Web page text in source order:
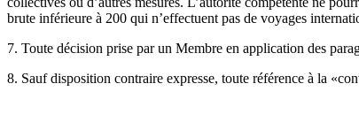
brute inférieure à 200 qui n’effectuent pas de voyages
7. Toute décision prise par un Membre en application des
8. Sauf disposition contraire expresse, toute référence à la